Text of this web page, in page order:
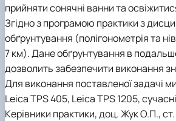
прийняти сонячні ванни та
Згідно з програмою практики з
обґрунтування (полігонометрія та
7 км). Дане обґрунтування в
дозволить забезпечити виконання
Для виконання поставленої задачі
Leiсa TPS 405, Leiсa TPS 1205,
Керівники практики, доц. Жук О.П.,